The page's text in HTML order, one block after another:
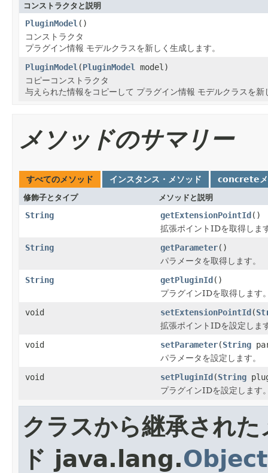
コンストラクタと説明
PluginModel ()
コンストラクタ
プラグイン情報 モデルクラスを新しく生成します。
PluginModel (PluginModel
model)
コピーコンストラクタ
与えられた情報をコピーして プラグイン情報 モデルクラスを新
メソッドのサマリー
すべてのメソッド インスタンス・メソッド concreteメ
修飾子とタイプ メソッドと説明
String getExtensionPointId()
拡張ポイントIDを取得しま
String
getParameter()
パラメータを取得します。
String
getPluginId()
プラグインIDを取得します
void
setExtensionPointId(
拡張ポイントIDを設定しま
void
setParameter(String
パラメータを設定します。
void
setPluginId(String
プラグインIDを設定します
クラスから継承された
ド java.lang.Object